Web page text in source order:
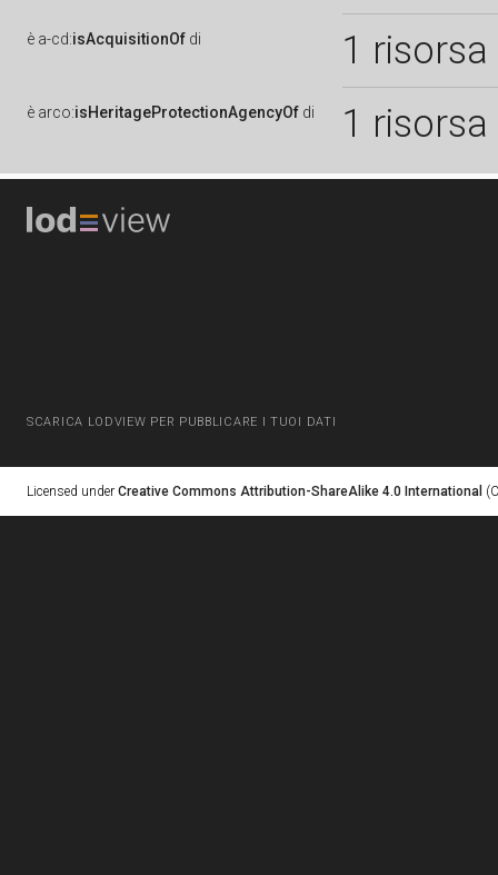
è a-cd:isAcquisitionOf di 1 risorsa
è arco:isHeritageProtectionAgencyOf di 1 risorsa
SCARICA LODVIEW PER PUBBLICARE I TUOI DATI
Licensed under Creative Commons Attribution-ShareAlike 4.0 International